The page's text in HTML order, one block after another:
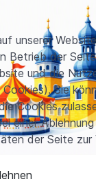
unserer
Betrieb der
und die
Sie
Cookies
einer
der Seite zur